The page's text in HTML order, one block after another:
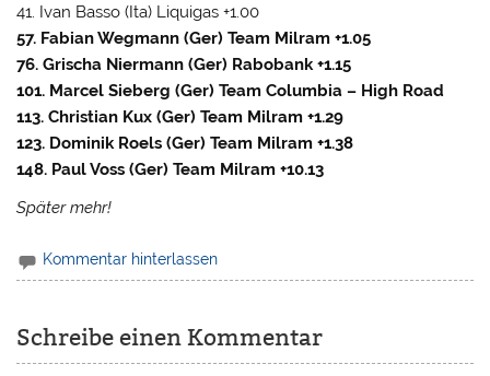
41. Ivan Basso (Ita) Liquigas +1.00
57. Fabian Wegmann (Ger) Team Milram +1.05
76. Grischa Niermann (Ger) Rabobank +1.15
101. Marcel Sieberg (Ger) Team Columbia – High Road
113. Christian Kux (Ger) Team Milram +1.29
123. Dominik Roels (Ger) Team Milram +1.38
148. Paul Voss (Ger) Team Milram +10.13
Später mehr!
Kommentar hinterlassen
Schreibe einen Kommentar